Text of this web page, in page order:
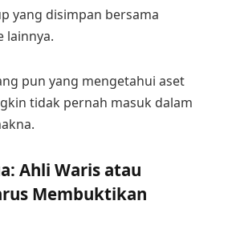
yang disimpan bersama
lainnya.
pun yang mengetahui aset
tidak pernah masuk dalam
Ahli Waris atau
Membuktikan